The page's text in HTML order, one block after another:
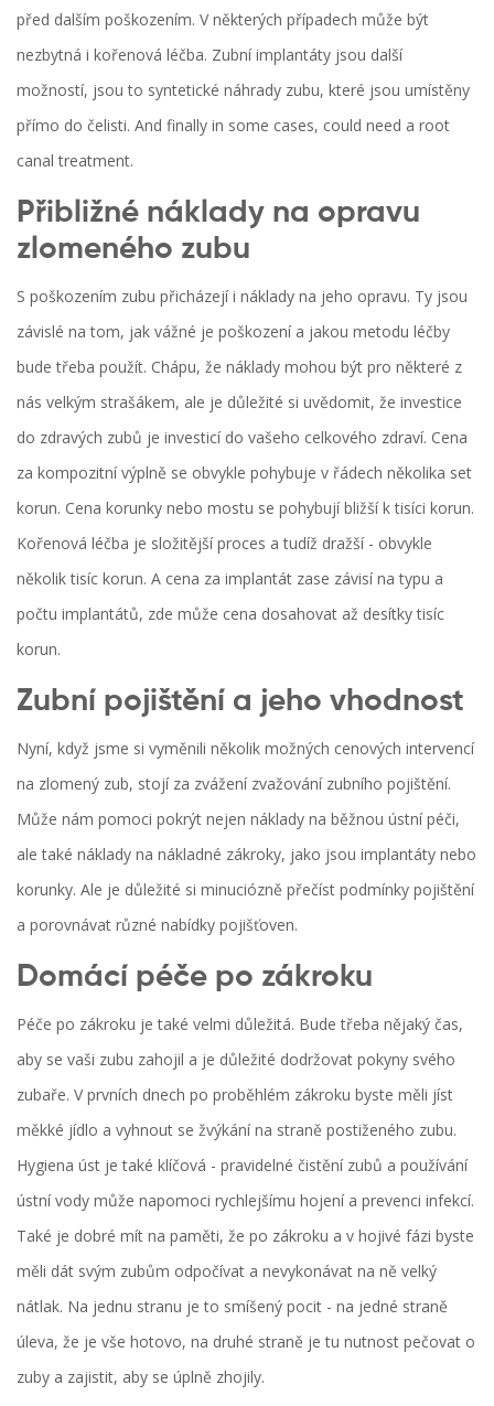
před dalším poškozením. V některých případech může být
nezbytná i kořenová léčba. Zubní implantáty jsou další
možností, jsou to syntetické náhrady zubu, které jsou umístěny
přímo do čelisti. And finally in some cases, could need a root
canal treatment.
Přibližné náklady na opravu
zlomeného zubu
S poškozením zubu přicházejí i náklady na jeho opravu. Ty jsou
závislé na tom, jak vážné je poškození a jakou metodu léčby
bude třeba použít. Chápu, že náklady mohou být pro některé z
nás velkým strašákem, ale je důležité si uvědomit, že investice
do zdravých zubů je investicí do vašeho celkového zdraví. Cena
za kompozitní výplně se obvykle pohybuje v řádech několika set
korun. Cena korunky nebo mostu se pohybují bližší k tisíci korun.
Kořenová léčba je složitější proces a tudíž dražší - obvykle
několik tisíc korun. A cena za implantát zase závisí na typu a
počtu implantátů, zde může cena dosahovat až desítky tisíc
korun.
Zubní pojištění a jeho vhodnost
Nyní, když jsme si vyměnili několik možných cenových intervencí
na zlomený zub, stojí za zvážení zvažování zubního pojištění.
Může nám pomoci pokrýt nejen náklady na běžnou ústní péči,
ale také náklady na nákladné zákroky, jako jsou implantáty nebo
korunky. Ale je důležité si minuciózně přečíst podmínky pojištění
a porovnávat různé nabídky pojišťoven.
Domácí péče po zákroku
Péče po zákroku je také velmi důležitá. Bude třeba nějaký čas,
aby se vaši zubu zahojil a je důležité dodržovat pokyny svého
zubaře. V prvních dnech po proběhlém zákroku byste měli jíst
měkké jídlo a vyhnout se žvýkání na straně postiženého zubu.
Hygiena úst je také klíčová - pravidelné čistění zubů a používání
ústní vody může napomoci rychlejšímu hojení a prevenci infekcí.
Také je dobré mít na paměti, že po zákroku a v hojivé fázi byste
měli dát svým zubům odpočívat a nevykonávat na ně velký
nátlak. Na jednu stranu je to smíšený pocit - na jedné straně
úleva, že je vše hotovo, na druhé straně je tu nutnost pečovat o
zuby a zajistit, aby se úplně zhojily.